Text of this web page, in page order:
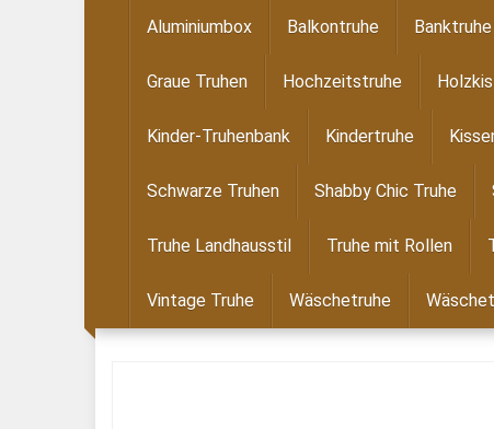
Aluminiumbox Balkontruhe Banktruhe
Graue Truhen Hochzeitstruhe
Kinder-Truhenbank Kindertruhe
Schwarze Truhen Shabby Chic Truhe
Truhe Landhausstil Truhe mit Rollen
Vintage Truhe Wäschetruhe